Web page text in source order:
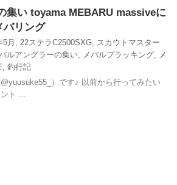
集い toyama MEBARU massiveに
バリング
5月 22ステラC2500SXG
スカウトマスター
ルアングラーの集い メバルプラッキング
メ
釣行記
）です♪ 以前から行ってみたい
ト ...